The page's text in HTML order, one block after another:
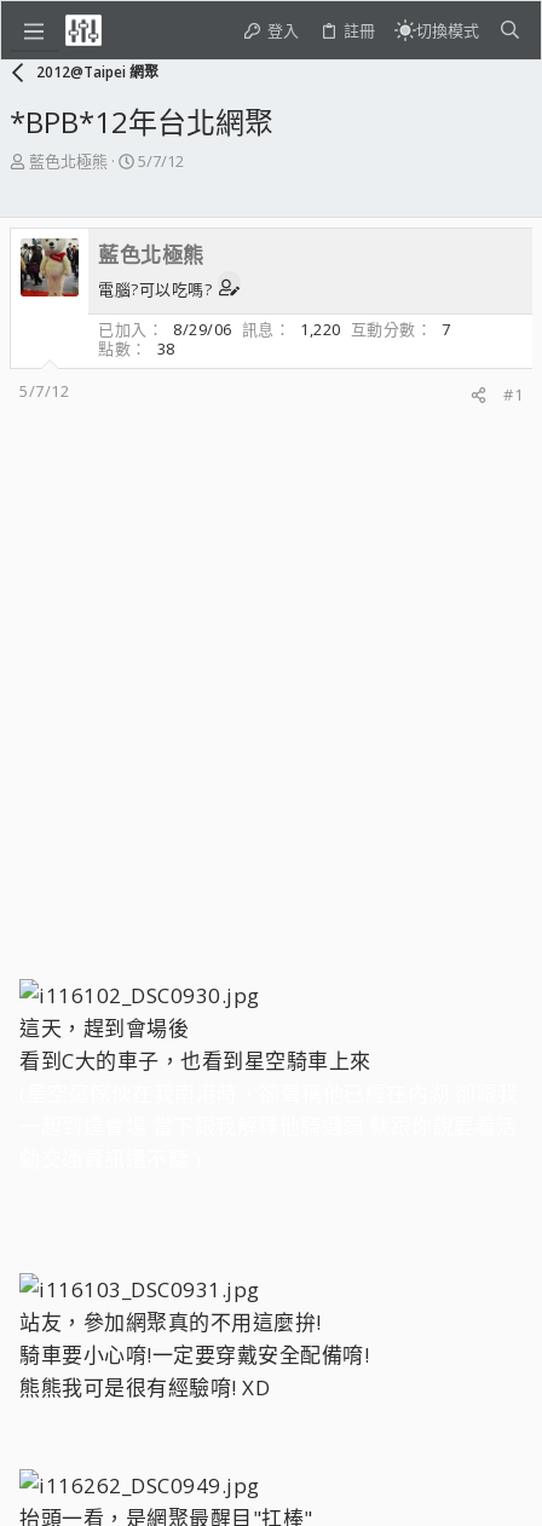
登入 註冊 切換模式
2012@Taipei 網聚
*BPB*12年台北網聚
主
起
人
藍色北極熊
開
期
5/7/12
藍色北極熊
電腦?可以吃嗎?
已加入
8/29/06 訊息 1,220 互動分數
7
點數
38
5/7/12
#1
這天，趕到會場後
看到C大的車子，也看到星空騎車上來
站友，參加網聚真的不用這麼拚!
騎車要小心唷!一定要穿戴安全配備唷!
熊熊我可是很有經驗唷! XD
抬頭一看，是網聚最醒目"扛棒"